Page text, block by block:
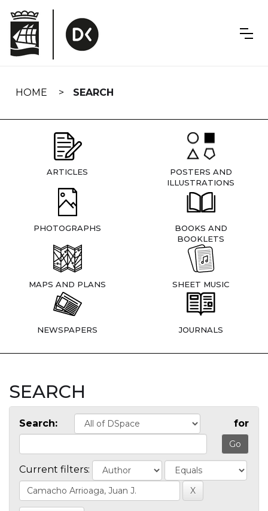
navigation
HOME SEARCH
ARTICLES
POSTERS AND
ILLUSTRATIONS
PHOTOGRAPHS
BOOKS AND
BOOKLETS
MAPS AND PLANS SHEET MUSIC
NEWSPAPERS JOURNALS
SEARCH
Search: for
Current filters: